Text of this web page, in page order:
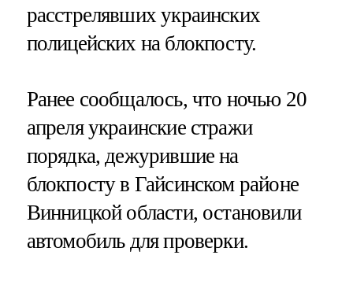
расстрелявших украинских
полицейских на блокпосту.
Ранее сообщалось, что ночью 20
апреля украинские стражи
порядка, дежурившие на
блокпосту в Гайсинском районе
Винницкой области, остановили
автомобиль для проверки.